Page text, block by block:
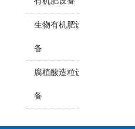
生物有机肥设
备
腐植酸造粒设
备